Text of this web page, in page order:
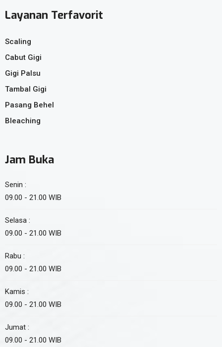
Layanan Terfavorit
Scaling
Cabut Gigi
Gigi Palsu
Tambal Gigi
Pasang Behel
Bleaching
Jam Buka
Senin :
09.00 - 21.00 WIB
Selasa :
09.00 - 21.00 WIB
Rabu :
09.00 - 21.00 WIB
Kamis :
09.00 - 21.00 WIB
Jumat :
09.00 - 21.00 WIB